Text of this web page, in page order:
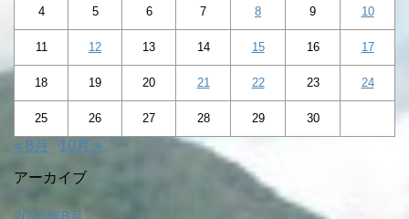
4 5 6 7 8 9 10
11 12 13 14 15 16 17
18 19 20 21 22 23 24
25 26 27 28 29 30
« 8月 10月 »
アーカイブ